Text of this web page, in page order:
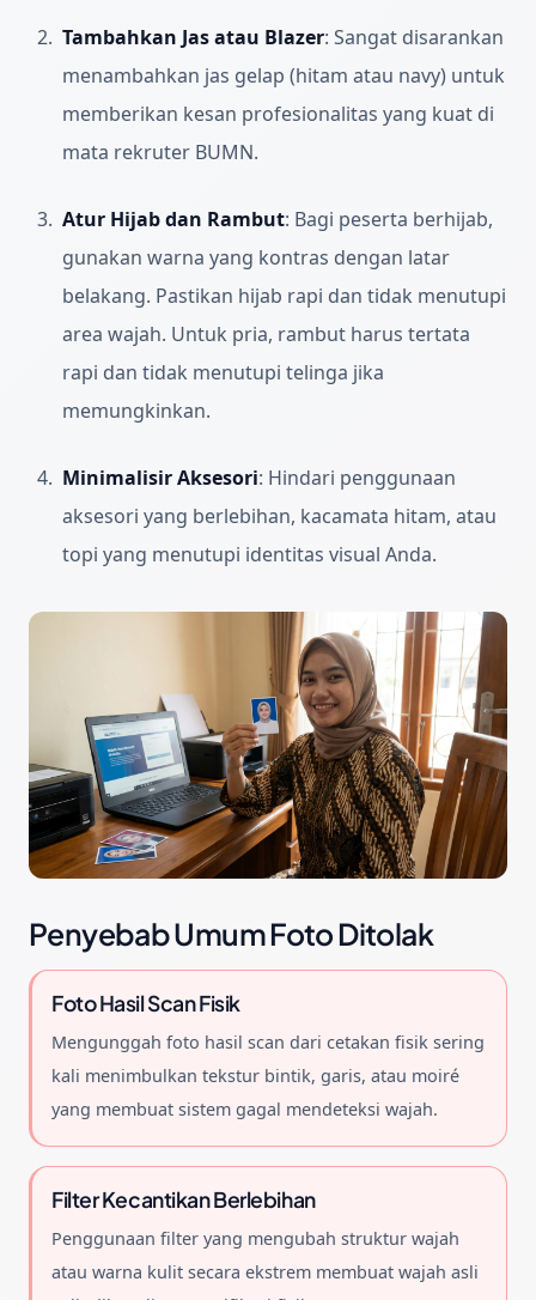
Tambahkan Jas atau Blazer: Sangat disarankan
menambahkan jas gelap (hitam atau navy) untuk
memberikan kesan profesionalitas yang kuat di
mata rekruter BUMN.
Atur Hijab dan Rambut: Bagi peserta berhijab,
gunakan warna yang kontras dengan latar
belakang. Pastikan hijab rapi dan tidak menutupi
area wajah. Untuk pria, rambut harus tertata
rapi dan tidak menutupi telinga jika
memungkinkan.
Minimalisir Aksesori: Hindari penggunaan
aksesori yang berlebihan, kacamata hitam, atau
topi yang menutupi identitas visual Anda.
Penyebab Umum Foto Ditolak
Foto Hasil Scan Fisik
Mengunggah foto hasil scan dari cetakan fisik sering
kali menimbulkan tekstur bintik, garis, atau moiré
yang membuat sistem gagal mendeteksi wajah.
Filter Kecantikan Berlebihan
Penggunaan filter yang mengubah struktur wajah
atau warna kulit secara ekstrem membuat wajah asli